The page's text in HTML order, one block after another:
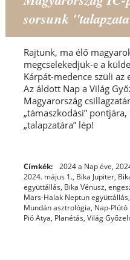
sorsunk
Rajtunk, ma élő
megcselekedjük-e a
Kárpát-medence szüli az
Az áldott Nap a Világ
Magyarország
„támaszkodási”
„talapzatára” lép!
Címkék: 2024 a Nap éve,
2024. május 1., Bika Jupiter,
együttállás, Bika Vénusz,
Mars-Halak Neptun együttállás,
Mundán asztrológia, Nap-
Pió Atya, Planétás, Világ